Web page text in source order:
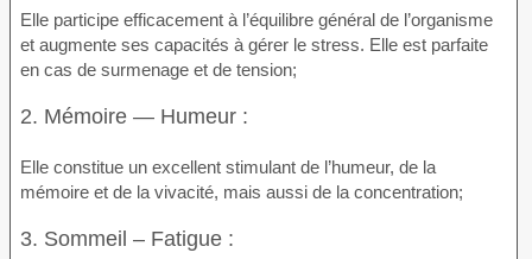
Elle participe efficacement à l’équilibre général de l’organisme
et augmente ses capacités à gérer le stress. Elle est parfaite
en cas de surmenage et de tension;
2. Mémoire — Humeur :
Elle constitue un excellent stimulant de l’humeur, de la
mémoire et de la vivacité, mais aussi de la concentration;
3. Sommeil – Fatigue :